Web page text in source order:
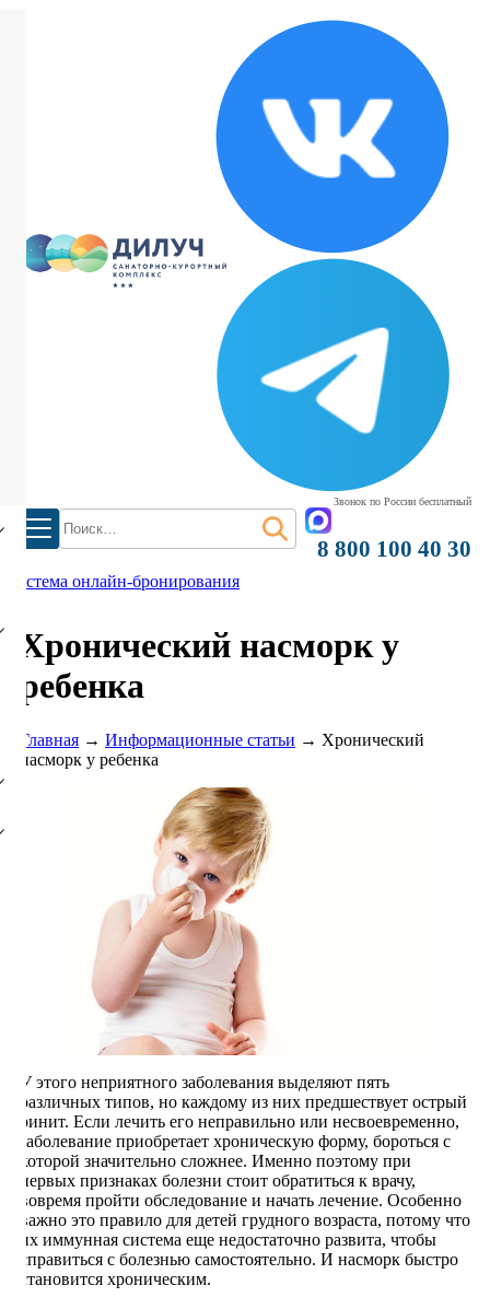
Найти:
Звонок по России бесплатный
8 800 100 40 30
система онлайн-бронирования
Хронический насморк у
ребенка
Главная → Информационные статьи → Хронический
насморк у ребенка
У этого неприятного заболевания выделяют пять
различных типов, но каждому из них предшествует острый
ринит. Если лечить его неправильно или несвоевременно,
заболевание приобретает хроническую форму, бороться с
которой значительно сложнее. Именно поэтому при
первых признаках болезни стоит обратиться к врачу,
вовремя пройти обследование и начать лечение. Особенно
важно это правило для детей грудного возраста, потому что
их иммунная система еще недостаточно развита, чтобы
справиться с болезнью самостоятельно. И насморк быстро
становится хроническим.